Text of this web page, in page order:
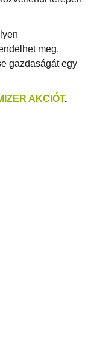
meg.
gazdaságát egy
AKCIÓT.